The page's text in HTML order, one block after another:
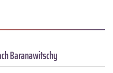
Baranawitschy